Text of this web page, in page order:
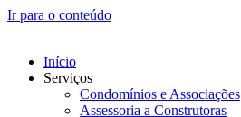
Ir para o conteúdo
Início
Serviços
Condomínios e Associações
Assessoria a Construtoras